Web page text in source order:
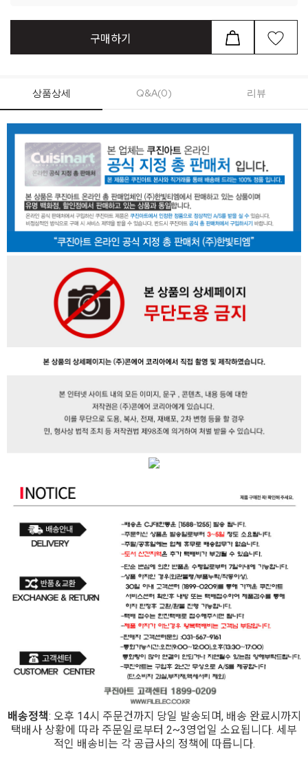
구매하기
상품상세 Q&A(0) 리뷰
배송정책: 오후 14시 주문건까지 당일 발송되며, 배송 완료시까지
택배사 상황에 따라 주문일로부터 2~3영업일 소요됩니다. 세부
적인 배송비는 각 공급사의 정책에 따릅니다.